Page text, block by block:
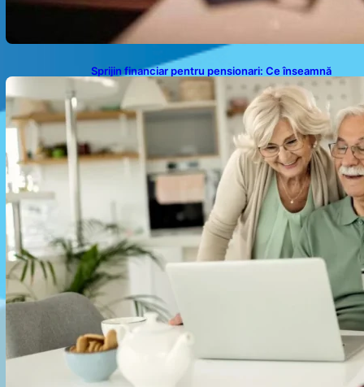
Sprijin financiar pentru pensionari: Ce înseamnă
ajutoarele de până la 500 de lei în 2026